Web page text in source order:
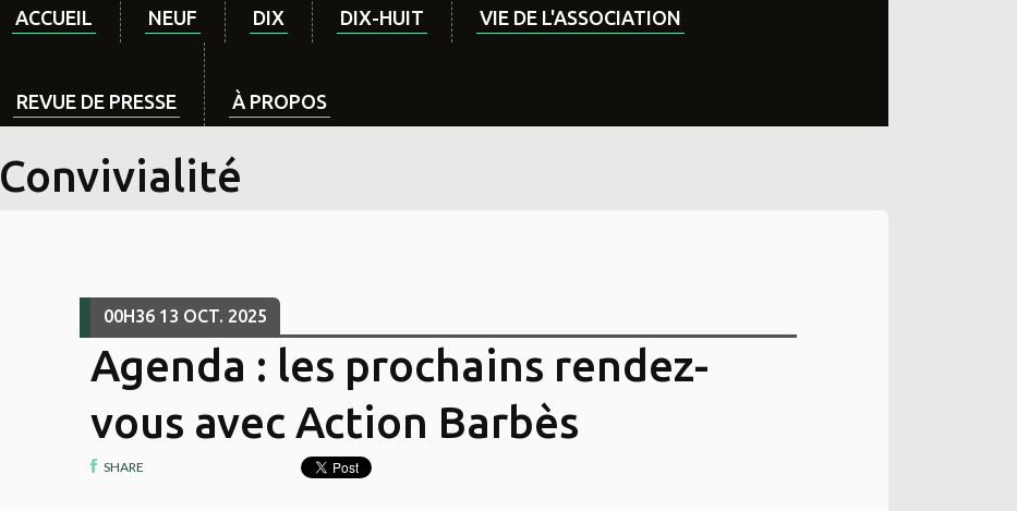
ACCUEIL NEUF DIX DIX-HUIT VIE DE L'ASSOCIATION
REVUE DE PRESSE À PROPOS
Convivialité
00H36 13 OCT. 2025
Agenda : les prochains rendez-
vous avec Action Barbès
SHARE